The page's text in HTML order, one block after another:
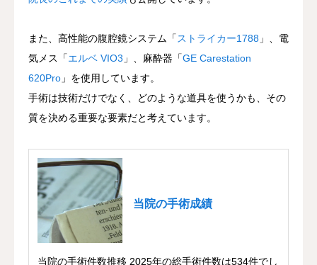
また、高性能の腹腔鏡システム「 ストライカー1788 」、電
気メス「エルベ VIO3 」、麻酔器「GE Carestation
620Pro 」を使用しています。
手術は技術だけでなく、どのような道具を使うかも、その
質を決める重要な要素だと考えています。
当院の手術成績
当院の手術件数推移 2025年の総手術件数は534件でし